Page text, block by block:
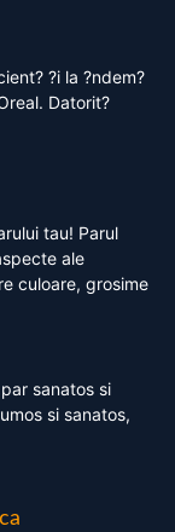
?i la ?ndem?
Datorit?
tau! Parul
ale
culoare, grosime
sanatos si
si sanatos,